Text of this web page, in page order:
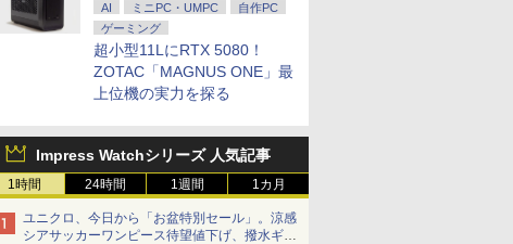
AI ミニPC・UMPC
自作PC
ゲーミング
超小型11LにRTX 5080！
ZOTAC「MAGNUS ONE」最
上位機の実力を探る
Impress Watchシリーズ 人気記事
1時間 24時間 1週間 1カ月
ユニクロ、今日から「お盆特別セール」。涼感
シアサッカーワンピース待望値下げ、撥水ギア